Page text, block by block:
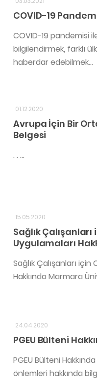
COVID-19
COVID-19 pandemisi
bilgilendirmek, farklı
haberdar edebilmek...
01.12.2020
Avrupa İçin Bir
Belgesi
. . ...
15.05.2020
Sağlık
Uygulamaları
Sağlık Çalışanları
Hakkında Marmara
24.04.2020
PGEU Bülteni
PGEU Bülteni
önlemleri hakkında